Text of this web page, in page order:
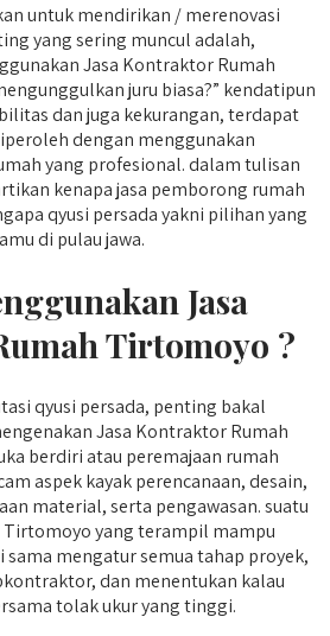
untuk mendirikan / merenovasi
yang sering muncul adalah,
Jasa Kontraktor Rumah
juru biasa?” kendatipun
dan juga kekurangan, terdapat
dengan menggunakan
yang profesional. dalam tulisan
kenapa jasa pemborong rumah
qyusi persada yakni pilihan yang
di pulau jawa.
Jasa
Tirtomoyo ?
qyusi persada, penting bakal
Jasa Kontraktor Rumah
berdiri atau peremajaan rumah
aspek kayak perencanaan, desain,
material, serta pengawasan. suatu
yang terampil mampu
mengatur semua tahap proyek,
dan menentukan kalau
tolak ukur yang tinggi.